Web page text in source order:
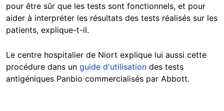
pour être sûr que les tests sont fonctionnels, et pour
aider à interpréter les résultats des tests réalisés sur les
patients, explique-t-il.
Le centre hospitalier de Niort explique lui aussi cette
procédure dans un guide d'utilisation des tests
antigéniques Panbio commercialisés par Abbott.